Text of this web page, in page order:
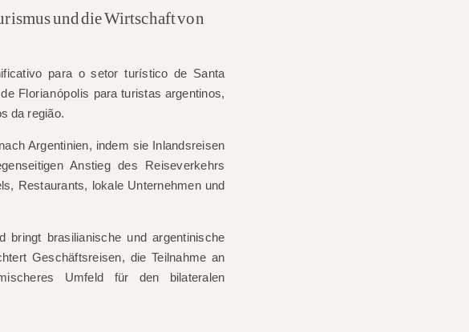
und die Wirtschaft von
para o setor turístico de Santa
Florianópolis para turistas argentinos,
da região.
Argentinien, indem sie Inlandsreisen
Anstieg des Reiseverkehrs
Restaurants, lokale Unternehmen und
bringt brasilianische und argentinische
Geschäftsreisen, die Teilnahme an
Umfeld für den bilateralen